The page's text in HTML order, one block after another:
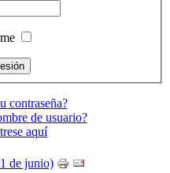
contraseña?
de usuario?
aquí
de junio)